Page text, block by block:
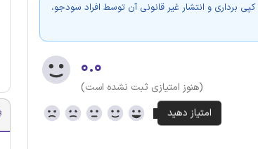
برداری و انتشار غیر قانونی آن توسط افراد سودجو،
۰.۰
(هنوز امتیازی ثبت نشده است)